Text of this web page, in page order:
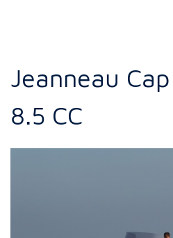
Jeanneau
8.5 CC